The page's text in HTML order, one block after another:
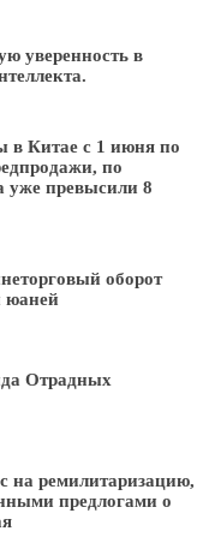
уверенность в
в Китае с 1 июня по
по
уже превысили 8
оборот
юаней
Отрадных
на ремилитаризацию,
предлогами о